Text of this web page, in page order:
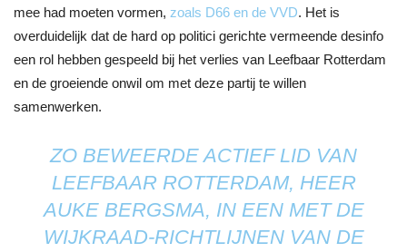
mee had moeten vormen, zoals D66 en de VVD. Het is
overduidelijk dat de hard op politici gerichte vermeende desinfo
een rol hebben gespeeld bij het verlies van Leefbaar Rotterdam
en de groeiende onwil om met deze partij te willen
samenwerken.
ZO BEWEERDE ACTIEF LID VAN
LEEFBAAR ROTTERDAM, HEER
AUKE BERGSMA, IN EEN MET DE
WIJKRAAD-RICHTLIJNEN VAN DE